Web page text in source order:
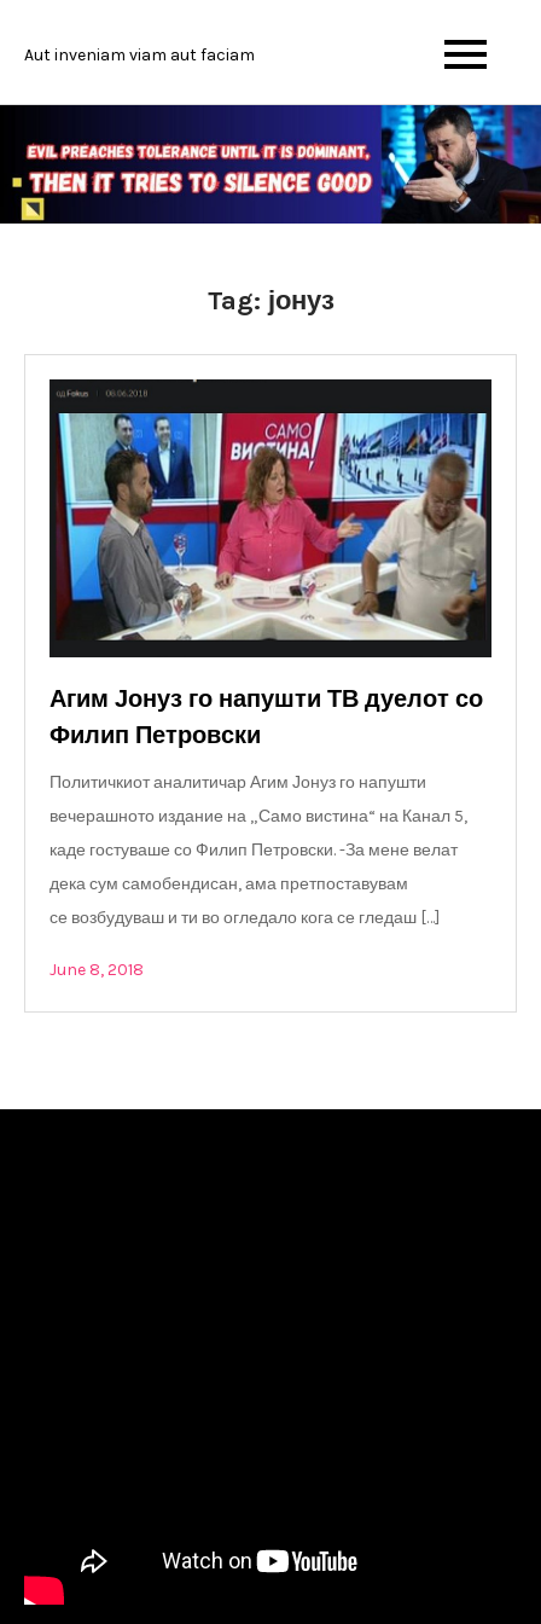
Aut inveniam viam aut faciam
Tag: јонуз
Агим Јонуз го напушти ТВ дуелот со
Филип Петровски
Политичкиот аналитичар Агим Јонуз го напушти
вечерашното издание на „Само вистина“ на Канал 5,
каде гостуваше со Филип Петровски. -За мене велат
дека сум самобендисан, ама претпоставувам
се возбудуваш и ти во огледало кога се гледаш […]
June 8, 2018